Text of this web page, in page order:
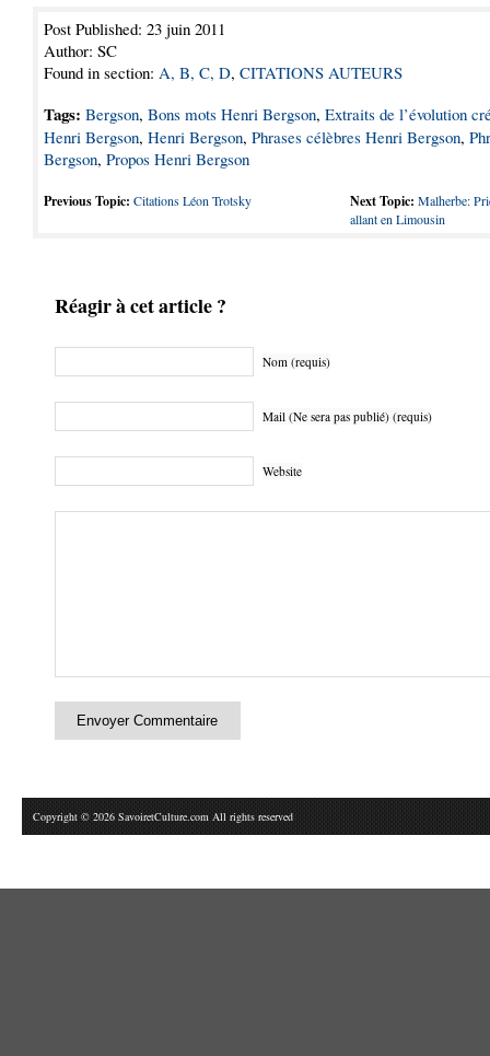
Post Published: 23 juin 2011
Author: SC
Found in section: A, B, C, D, CITATIONS AUTEURS
Tags: Bergson, Bons mots Henri Bergson, Extraits de l’évolution
Henri Bergson, Henri Bergson, Phrases célèbres Henri Bergson,
Bergson, Propos Henri Bergson
Previous Topic: Citations Léon Trotsky Next Topic: Malherbe:
allant en Limousin
Réagir à cet article ?
Nom (requis)
Mail (Ne sera pas publié) (requis)
Website
Copyright © 2026 SavoiretCulture.com All rights reserved